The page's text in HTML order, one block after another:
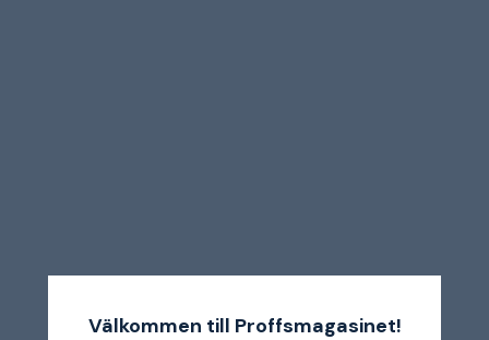
Välkommen till Proffsmagasinet!